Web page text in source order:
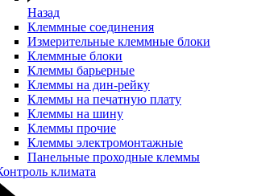
Назад
Клеммные соединения
Измерительные клеммные блоки
Клеммные блоки
Клеммы барьерные
Клеммы на дин-рейку
Клеммы на печатную плату
Клеммы на шину
Клеммы прочие
Клеммы электромонтажные
Панельные проходные клеммы
климата